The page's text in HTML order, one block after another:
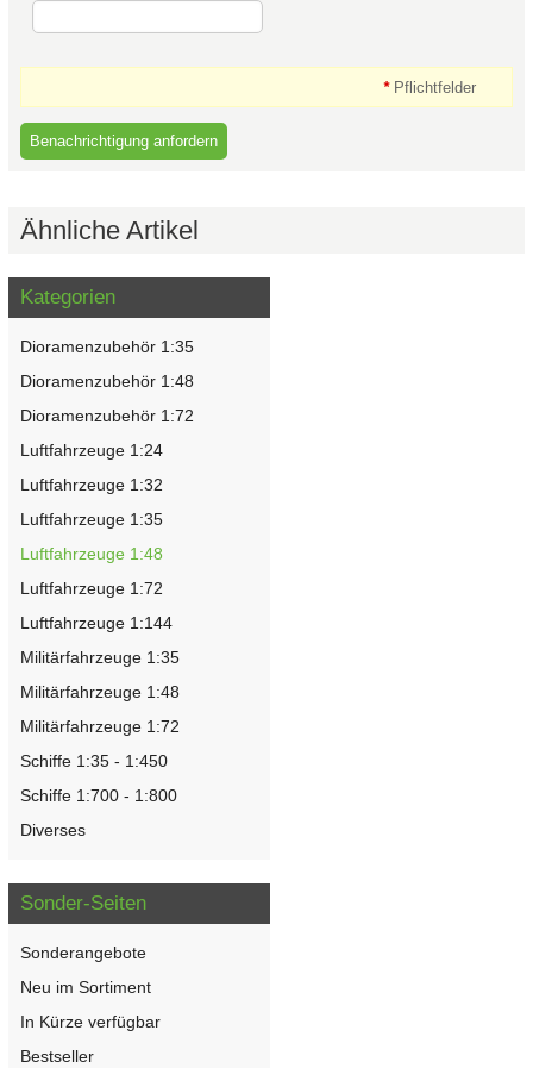
*Pflichtfelder
Ähnliche Artikel
Kategorien
Dioramenzubehör 1:35
Dioramenzubehör 1:48
Dioramenzubehör 1:72
Luftfahrzeuge 1:24
Luftfahrzeuge 1:32
Luftfahrzeuge 1:35
Luftfahrzeuge 1:48
Luftfahrzeuge 1:72
Luftfahrzeuge 1:144
Militärfahrzeuge 1:35
Militärfahrzeuge 1:48
Militärfahrzeuge 1:72
Schiffe 1:35 - 1:450
Schiffe 1:700 - 1:800
Diverses
Sonder-Seiten
Sonderangebote
Neu im Sortiment
In Kürze verfügbar
Bestseller